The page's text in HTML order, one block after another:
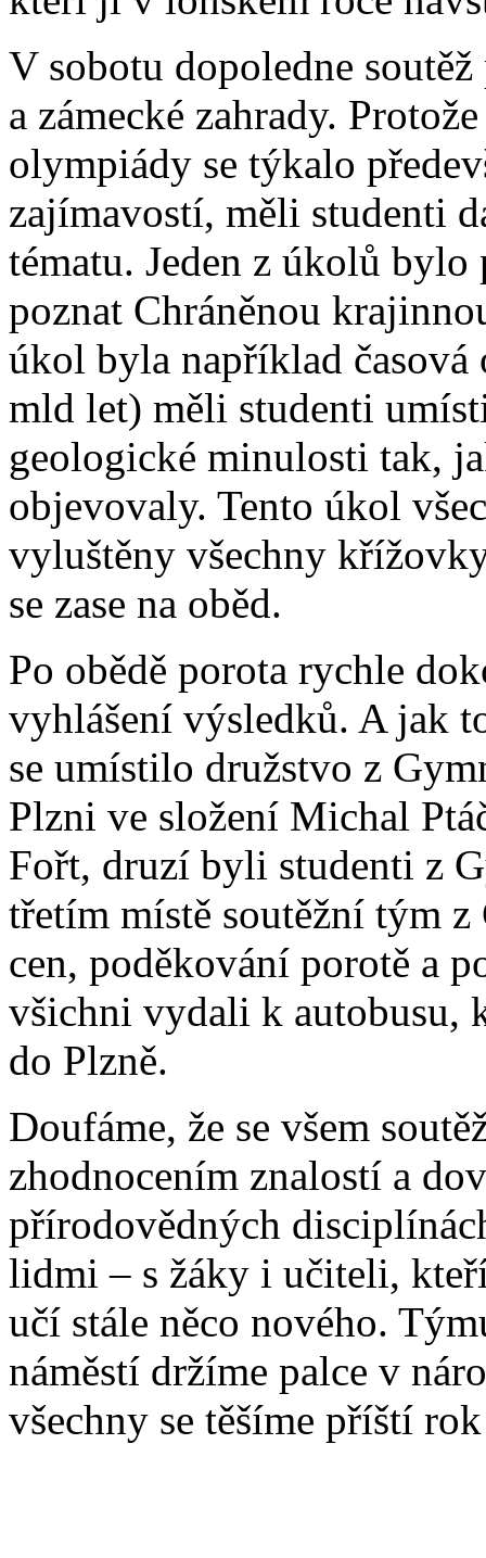
V sobotu dopoledne
a zámecké zahrady.
olympiády se týkalo
zajímavostí, měli studenti
tématu. Jeden z úkolů
poznat Chráněnou
úkol byla například
mld let) měli studenti
geologické minulosti tak,
objevovaly. Tento úkol
vyluštěny všechny
se zase na oběd.
Po obědě porota rychle
vyhlášení výsledků. A jak
se umístilo družstvo z
Plzni ve složení Michal
Fořt, druzí byli studenti z
třetím místě soutěžní tým
cen, poděkování porotě a
všichni vydali k autobusu,
do Plzně.
Doufáme, že se všem
zhodnocením znalostí a
přírodovědných
lidmi – s žáky i učiteli,
učí stále něco nového.
náměstí držíme palce v
všechny se těšíme příští